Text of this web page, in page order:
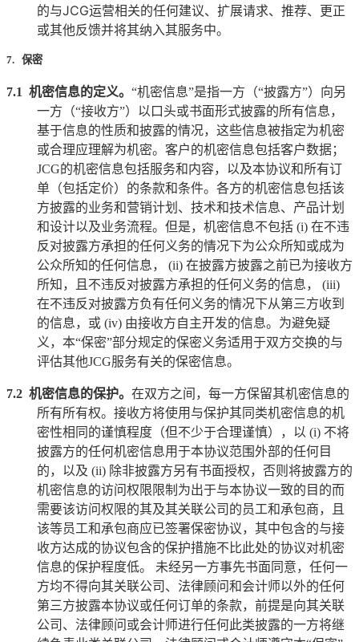
的与JCG运营相关的任何建议、扩展请求、推荐、更正
或其他反馈并将其纳入其服务中。
7. 保密
7.1 机密信息的定义。 “机密信息”是指一方（“披露方”）向另
一方（“接收方”）以口头或书面形式披露的所有信息，
基于信息的性质和披露的情况，这些信息被指定为机密
或合理应理解为机密。客户的机密信息包括客户数据；
JCG的机密信息包括服务和内容，以及本协议和所有订
单（包括定价）的条款和条件。各方的机密信息包括该
方披露的业务和营销计划、技术和技术信息、产品计划
和设计以及业务流程。但是，机密信息不包括(i) 在不违
反对披露方承担的任何义务的情况下为公众所知或成为
公众所知的任何信息，
(ii) 在披露方披露之前已为接收方
所知，且不违反对披露方承担的任何义务的信息，
(iii)
在不违反对披露方负有任何义务的情况下从第三方收到
的信息，或(iv) 由接收方自主开发的信息。为避免疑
义，本“保密”部分规定的保密义务适用于双方交换的与
评估其他JCG服务有关的保密信息。
7.2 机密信息的保护。 在双方之间，每一方保留其机密信息的
所有所有权。接收方将使用与保护其同类机密信息的机
密性相同的谨慎程度（但不少于合理谨慎），以 (i) 不将
披露方的任何机密信息用于本协议范围外部的任何目
的，以及 (ii) 除非披露方另有书面授权，否则将披露方的
机密信息的访问权限限制为出于与本协议一致的目的而
需要该访问权限的其及其关联公司的员工和承包商，且
该等员工和承包商应已签署保密协议，其中包含的与接
收方达成的协议包含的保护措施不比此处的协议对机密
信息的保护程度低。 未经另一方事先书面同意，任何一
方均不得向其关联公司、法律顾问和会计师以外的任何
第三方披露本协议或任何订单的条款，前提是向其关联
公司、法律顾问或会计师进行任何此类披露的一方将继